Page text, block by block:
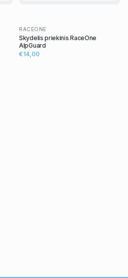
RACEONE
Skydelis priekinis RaceOne
AlpGuard
€14,00